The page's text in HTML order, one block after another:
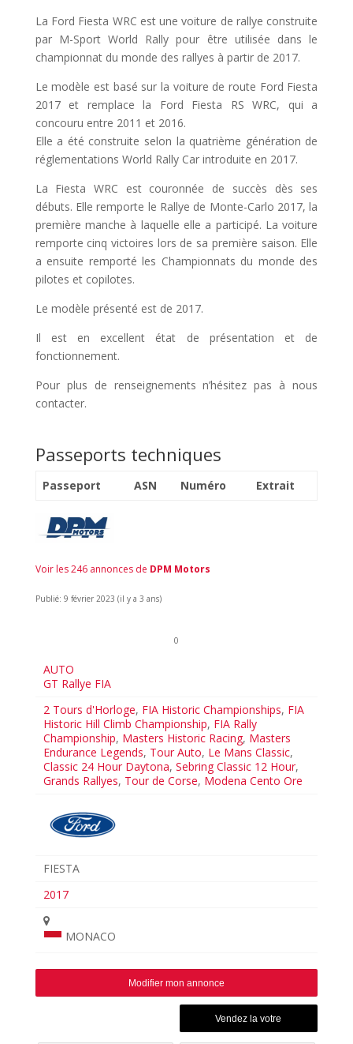
La Ford Fiesta WRC est une voiture de rallye construite
par M-Sport World Rally pour être utilisée dans le
championnat du monde des rallyes à partir de 2017.
Le modèle est basé sur la voiture de route Ford Fiesta
2017 et remplace la Ford Fiesta RS WRC, qui a
concouru entre 2011 et 2016.
Elle a été construite selon la quatrième génération de
réglementations World Rally Car introduite en 2017.
La Fiesta WRC est couronnée de succès dès ses
débuts. Elle remporte le Rallye de Monte-Carlo 2017, la
première manche à laquelle elle a participé. La voiture
remporte cinq victoires lors de sa première saison. Elle
a ensuite remporté les Championnats du monde des
pilotes et copilotes.
Le modèle présenté est de 2017.
Il est en excellent état de présentation et de
fonctionnement.
Pour plus de renseignements n’hésitez pas à nous
contacter.
Passeports techniques
Passeport ASN Numéro Extrait
Voir les 246 annonces de DPM Motors
Publié: 9 février 2023 (il y a 3 ans)
0
AUTO
GT Rallye FIA
2 Tours d'Horloge, FIA Historic Championships, FIA
Historic Hill Climb Championship, FIA Rally
Championship, Masters Historic Racing, Masters
Endurance Legends, Tour Auto, Le Mans Classic,
Classic 24 Hour Daytona,Sebring Classic 12 Hour,
Grands Rallyes, Tour de Corse, Modena Cento Ore
FIESTA
2017
MONACO
Modifier mon annonce